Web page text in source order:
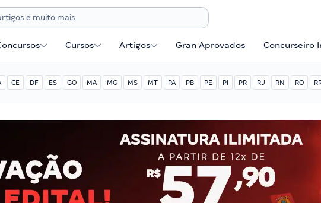
Cursos Artigos Gran Aprovados Concurseiro
CE DF ES GO MA MG MS MT PA PB PE PI PR RJ RN RO